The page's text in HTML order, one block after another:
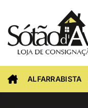
content
ALFARRABISTA